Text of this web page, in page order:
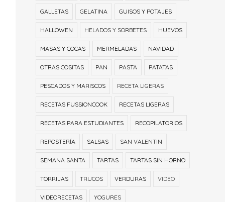
GALLETAS GELATINA GUISOS Y POTAJES
HALLOWEN HELADOS Y SORBETES HUEVOS
MASAS Y COCAS MERMELADAS NAVIDAD
OTRAS COSITAS PAN PASTA PATATAS
PESCADOS Y MARISCOS RECETA LIGERAS
RECETAS FUSSIONCOOK RECETAS LIGERAS
RECETAS PARA ESTUDIANTES RECOPILATORIOS
REPOSTERÍA SALSAS SAN VALENTIN
SEMANA SANTA TARTAS TARTAS SIN HORNO
TORRIJAS TRUCOS VERDURAS VIDEO
VIDEORECETAS YOGURES